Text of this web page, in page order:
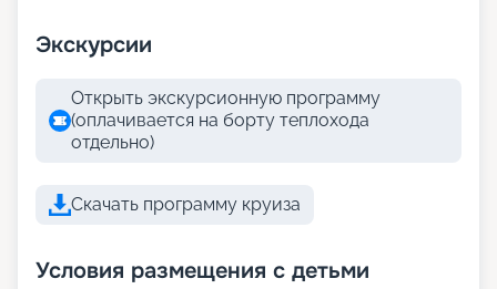
Экскурсии
Открыть экскурсионную программу
(оплачивается на борту теплохода
отдельно)
Скачать программу круиза
Условия размещения с детьми